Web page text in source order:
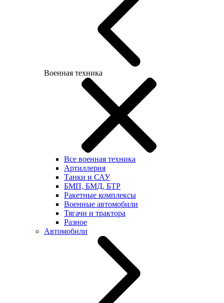
Военная техника
Все военная техника
Артиллерия
Танки и САУ
БМП, БМД, БТР
Ракетные комплексы
Военные автомобили
Тягачи и трактора
Разное
Автомобили